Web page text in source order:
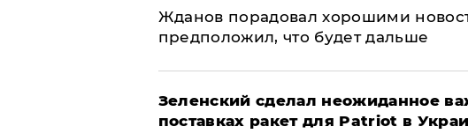
Жданов порадовал хорошими
предположил, что будет дальше
Зеленский сделал неожиданное
поставках ракет для Patriot в